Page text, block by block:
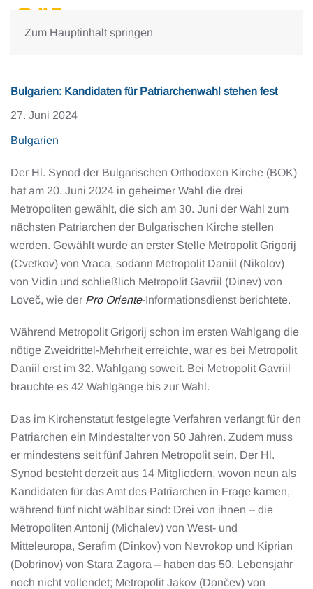
Zum Hauptinhalt springen
Bulgarien: Kandidaten für Patriarchenwahl stehen fest
27. Juni 2024
Bulgarien
Der Hl. Synod der Bulgarischen Orthodoxen Kirche (BOK)
hat am 20. Juni 2024 in geheimer Wahl die drei
Metropoliten gewählt, die sich am 30. Juni der Wahl zum
nächsten Patriarchen der Bulgarischen Kirche stellen
werden. Gewählt wurde an erster Stelle Metropolit Grigorij
(Cvetkov) von Vraca, sodann Metropolit Daniil (Nikolov)
von Vidin und schließlich Metropolit Gavriil (Dinev) von
Loveč, wie der Pro Oriente-Informationsdienst berichtete.
Während Metropolit Grigorij schon im ersten Wahlgang die
nötige Zweidrittel-Mehrheit erreichte, war es bei Metropolit
Daniil erst im 32. Wahlgang soweit. Bei Metropolit Gavriil
brauchte es 42 Wahlgänge bis zur Wahl.
Das im Kirchenstatut festgelegte Verfahren verlangt für den
Patriarchen ein Mindestalter von 50 Jahren. Zudem muss
er mindestens seit fünf Jahren Metropolit sein. Der Hl.
Synod besteht derzeit aus 14 Mitgliedern, wovon neun als
Kandidaten für das Amt des Patriarchen in Frage kamen,
während fünf nicht wählbar sind: Drei von ihnen – die
Metropoliten Antonij (Michalev) von West- und
Mitteleuropa, Serafim (Dinkov) von Nevrokop und Kiprian
(Dobrinov) von Stara Zagora – haben das 50. Lebensjahr
noch nicht vollendet; Metropolit Jakov (Dončev) von